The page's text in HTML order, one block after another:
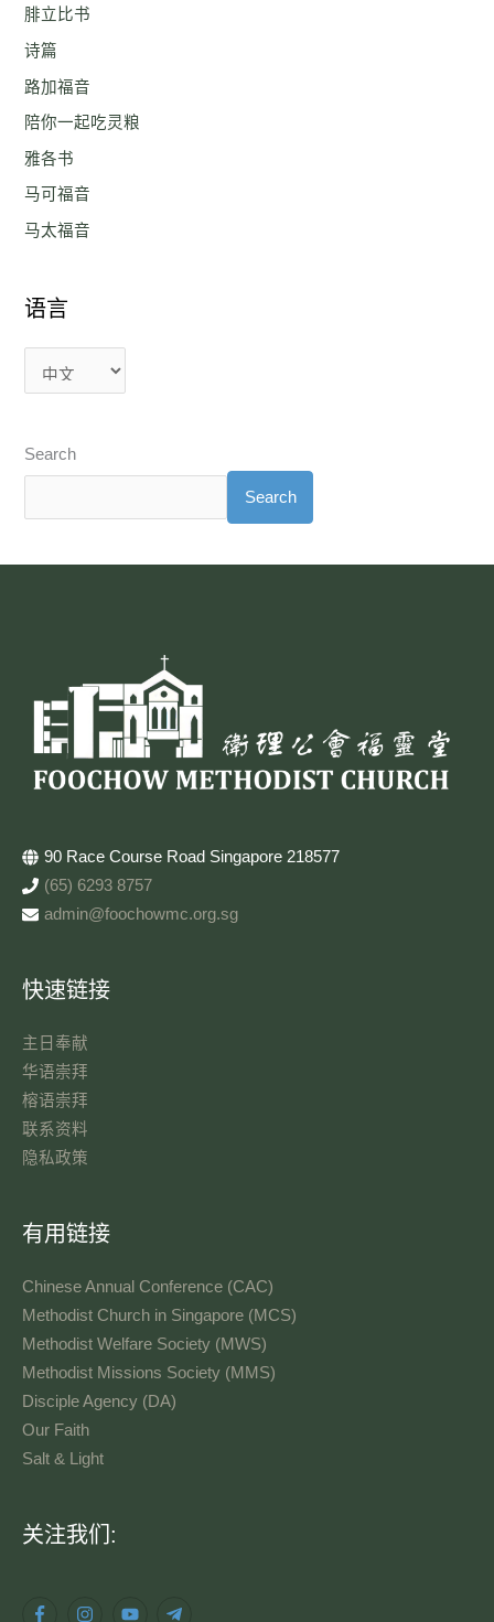
腓立比书
诗篇
路加福音
陪你一起吃灵粮
雅各书
马可福音
马太福音
语言
Search
Search
90 Race Course Road Singapore 218577
(65) 6293 8757
admin@foochowmc.org.sg
快速链接
主日奉献​
华语崇拜
榕语崇拜
联系资料​
隐私政策
有用链接
Chinese Annual Conference (CAC)
Methodist Church in Singapore (MCS)
Methodist Welfare Society (MWS)
Methodist Missions Society (MMS)
Disciple Agency (DA)
Our Faith
Salt & Light
关注我们:
语